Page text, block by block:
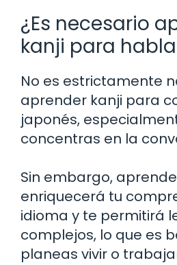
¿Es necesario
kanji para
No es estrictamente
aprender kanji para
japonés,
concentras en la
Sin embargo,
enriquecerá tu
idioma y te permitirá
complejos, lo que es
planeas vivir o